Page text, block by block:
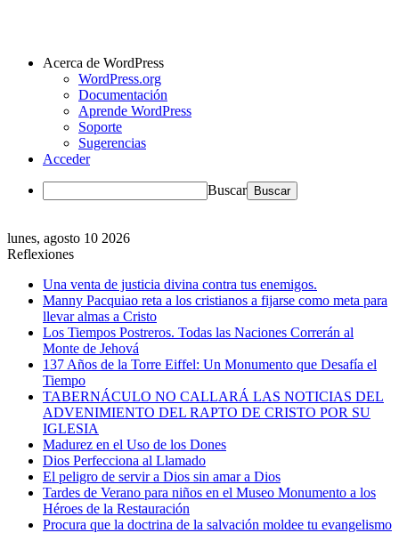
Acerca de WordPress
WordPress.org
Documentación
Aprende WordPress
Soporte
Sugerencias
Acceder
Buscar
lunes, agosto 10 2026
Reflexiones
Una venta de justicia divina contra tus enemigos.
Manny Pacquiao reta a los cristianos a fijarse como meta para
llevar almas a Cristo
Los Tiempos Postreros. Todas las Naciones Correrán al
Monte de Jehová
137 Años de la Torre Eiffel: Un Monumento que Desafía el
Tiempo
TABERNÁCULO NO CALLARÁ LAS NOTICIAS DEL
ADVENIMIENTO DEL RAPTO DE CRISTO POR SU
IGLESIA
Madurez en el Uso de los Dones
Dios Perfecciona al Llamado
El peligro de servir a Dios sin amar a Dios
Tardes de Verano para niños en el Museo Monumento a los
Héroes de la Restauración
Procura que la doctrina de la salvación moldee tu evangelismo